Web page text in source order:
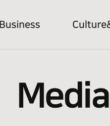
Business